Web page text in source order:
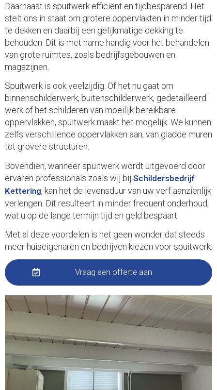
Daarnaast is spuitwerk efficiënt en tijdbesparend. Het
stelt ons in staat om grotere oppervlakten in minder tijd
te dekken en daarbij een gelijkmatige dekking te
behouden. Dit is met name handig voor het behandelen
van grote ruimtes, zoals bedrijfsgebouwen en
magazijnen.
Spuitwerk is ook veelzijdig. Of het nu gaat om
binnenschilderwerk, buitenschilderwerk, gedetailleerd
werk of het schilderen van moeilijk bereikbare
oppervlakken, spuitwerk maakt het mogelijk. We kunnen
zelfs verschillende oppervlakken aan, van gladde muren
tot grovere structuren.
Bovendien, wanneer spuitwerk wordt uitgevoerd door
ervaren professionals zoals wij bij Schildersbedrijf
Kettering, kan het de levensduur van uw verf aanzienlijk
verlengen. Dit resulteert in minder frequent onderhoud,
wat u op de lange termijn tijd en geld bespaart.
Met al deze voordelen is het geen wonder dat steeds
meer huiseigenaren en bedrijven kiezen voor spuitwerk.
Vraag een offerte aan